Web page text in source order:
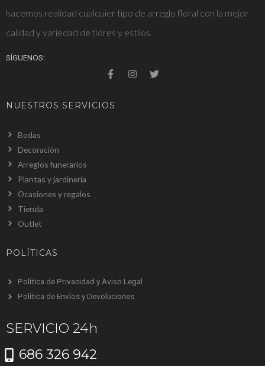
hacemos realidad cualquier tipo de arreglo floral con la mejor
calidad y variedad de flores y estilos.
SÍGUENOS:
NUESTROS SERVICIOS
Bodas
Decoración
Arreglos funerarios
Plantas y jardinería
Ocasiones y regalos
Tienda
Outlet
POLÍTICAS
Política de Privacidad y Aviso Legal
Política de Envíos y Devoluciones
SERVICIO 24h
686 326 942